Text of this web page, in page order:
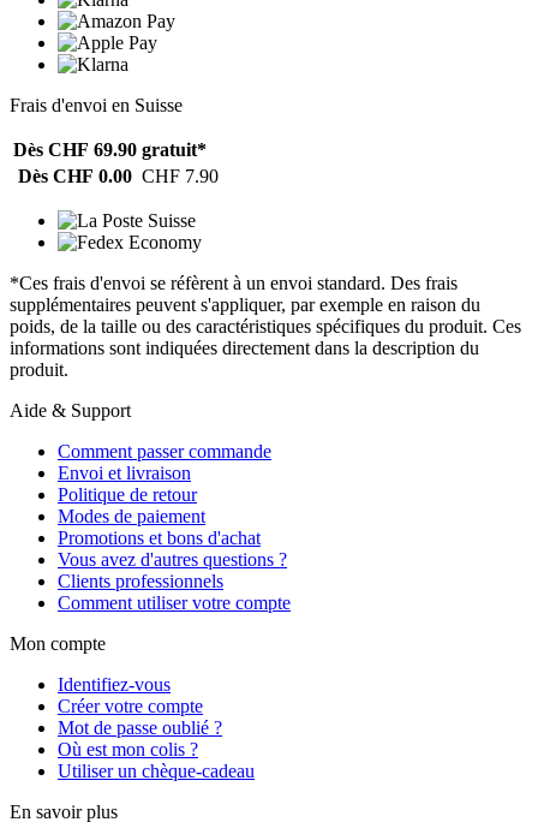
Frais d'envoi en Suisse
Dès CHF 69.90 gratuit*
Dès CHF 0.00 CHF 7.90
*Ces frais d'envoi se réfèrent à un envoi standard. Des frais
supplémentaires peuvent s'appliquer, par exemple en raison du
poids, de la taille ou des caractéristiques spécifiques du produit. Ces
informations sont indiquées directement dans la description du
produit.
Aide & Support
Comment passer commande
Envoi et livraison
Politique de retour
Modes de paiement
Promotions et bons d'achat
Vous avez d'autres questions ?
Clients professionnels
Comment utiliser votre compte
Mon compte
Identifiez-vous
Créer votre compte
Mot de passe oublié ?
Où est mon colis ?
Utiliser un chèque-cadeau
En savoir plus